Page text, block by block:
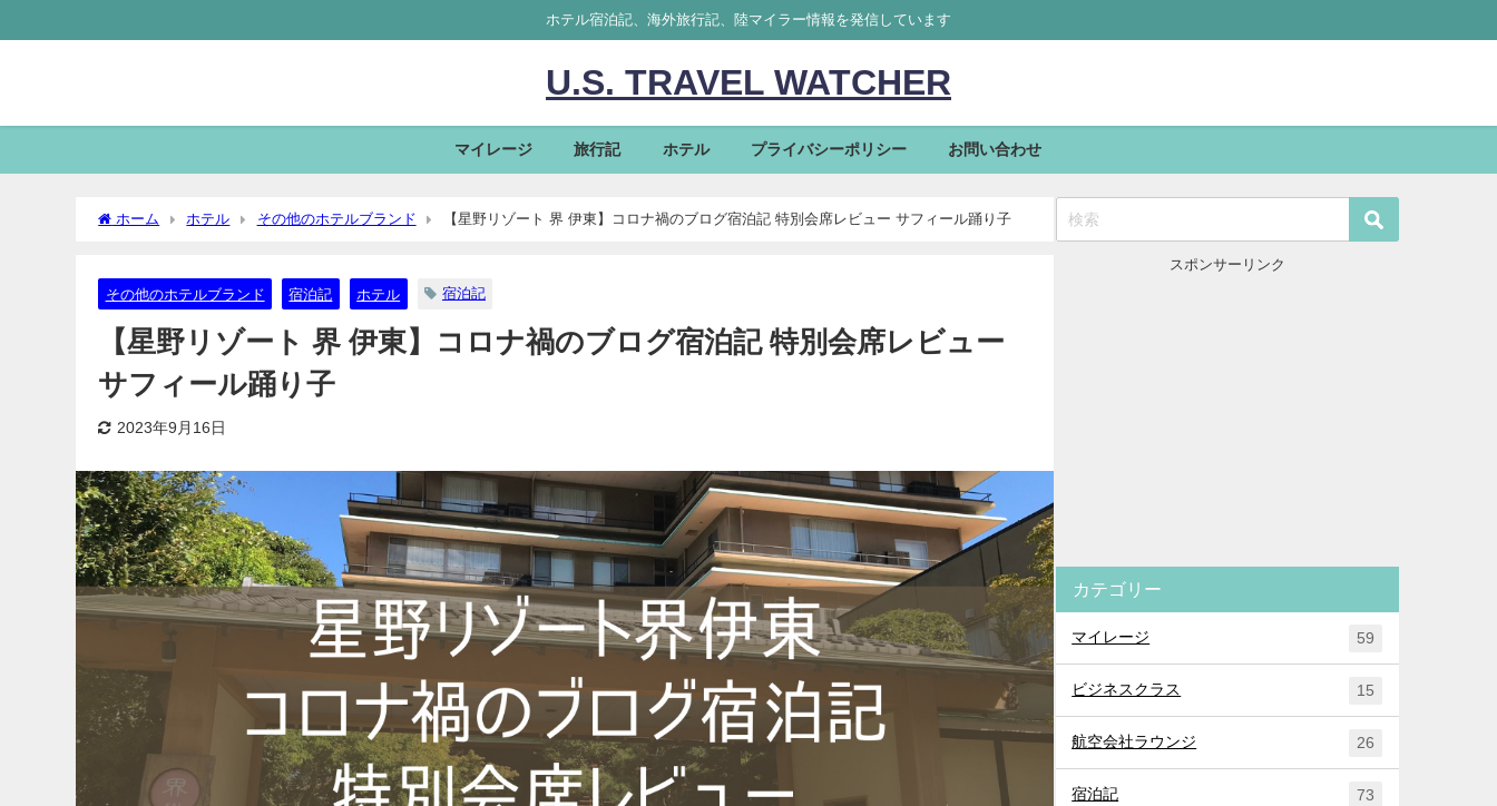
ホテル宿泊記、海外旅行記、陸マイラー情報を発信しています
U.S. TRAVEL WATCHER
マイレージ 旅行記 ホテル プライバシーポリシー お問い合わせ
ホーム ホテル その他のホテルブランド 【星野リゾート 界 伊東】コロナ禍のブログ宿泊記 特別会席レビュー サフィール踊り子
その他のホテルブランド 宿泊記 ホテル 宿泊記
【星野リゾート 界 伊東】コロナ禍のブログ宿泊記 特別会席レビュー
サフィール踊り子
2023年9月16日
スポンサーリンク
カテゴリー
マイレージ 59
ビジネスクラス 15
航空会社ラウンジ 26
宿泊記 73